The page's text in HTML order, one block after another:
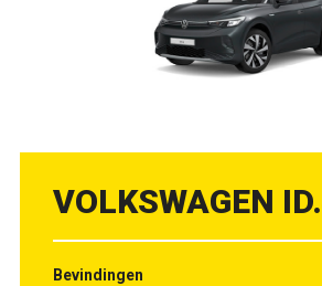
VOLKSWAGEN
Bevindingen